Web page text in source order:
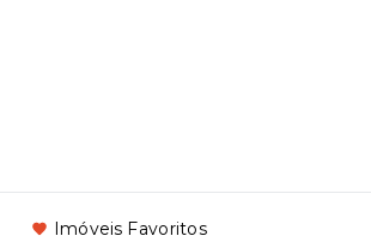
Imóveis Favoritos